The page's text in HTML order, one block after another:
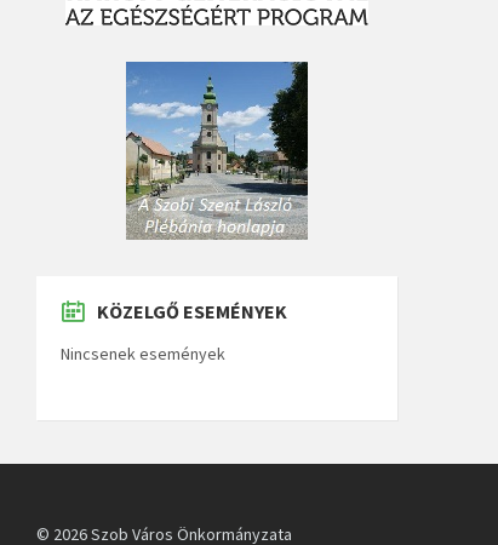
KÖZELGŐ ESEMÉNYEK
Nincsenek események
© 2026 Szob Város Önkormányzata